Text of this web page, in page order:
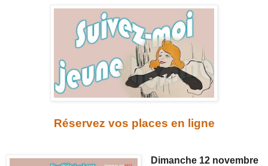
Réservez vos places en ligne
Dimanche 12 novembre